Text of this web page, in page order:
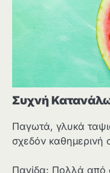
Συχνή
Παγωτά, γλυκά
σχεδόν καθημερινή
Παγίδα: Πολλά από